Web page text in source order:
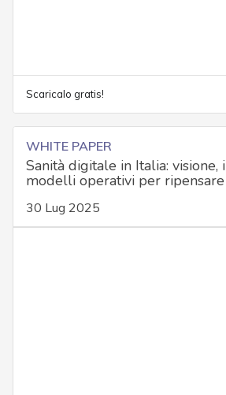
Scaricalo gratis!
WHITE PAPER
Sanità digitale in Italia:
modelli operativi per
30 Lug 2025